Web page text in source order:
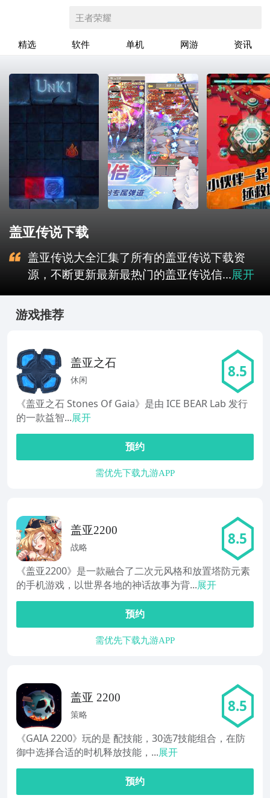
王者荣耀
精选 软件 单机 网游 资讯
盖亚传说下载
盖亚传说大全汇集了所有的盖亚传说下载资
源，不断更新最新最热门的盖亚传说信...展开
游戏推荐
盖亚之石
休闲 8.5
《盖亚之石 Stones Of Gaia》是由 ICE BEAR Lab 发行
的一款益智...展开
预约
需优先下载九游APP
盖亚2200
战略 8.5
《盖亚2200》是一款融合了二次元风格和放置塔防元素
的手机游戏，以世界各地的神话故事为背...展开
预约
需优先下载九游APP
盖亚 2200
策略 8.5
《GAIA 2200》玩的是 配技能，30选7技能组合，在防
御中选择合适的时机释放技能，...展开
预约